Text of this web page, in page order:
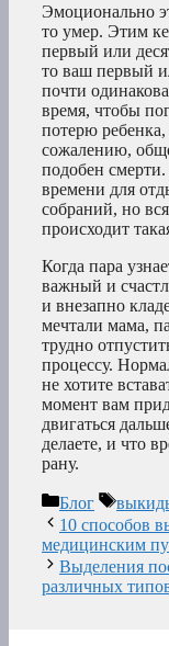
Эмоционально
то умер. Этим
первый или
то ваш первый
почти
время, чтобы
потерю
сожалению,
подобен
времени для
собраний, но
происходит
Когда пара
важный и
и внезапно
мечтали мама,
трудно
процессу.
не хотите
момент вам
двигаться
делаете, и что
рану.
Рубрики
Блог Метки
10 способов
медицинским
Выделения
различных